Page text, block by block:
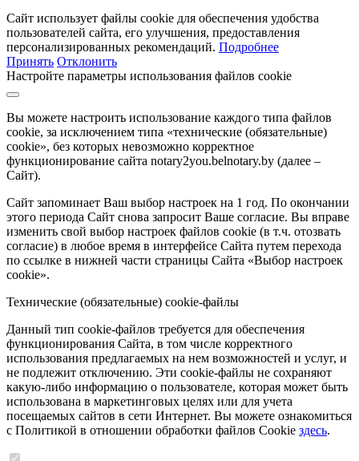
Сайт использует файлы cookie для обеспечения удобства
пользователей сайта, его улучшения, предоставления
персонализированных рекомендаций. Подробнее
Принять Отклонить
Настройте параметры использования файлов cookie
Вы можете настроить использование каждого типа файлов
cookie, за исключением типа «технические (обязательные)
cookie», без которых невозможно корректное
функционирование сайта notary2you.belnotary.by (далее –
Сайт).
Сайт запоминает Ваш выбор настроек на 1 год. По окончании
этого периода Сайт снова запросит Ваше согласие. Вы вправе
изменить свой выбор настроек файлов cookie (в т.ч. отозвать
согласие) в любое время в интерфейсе Сайта путем перехода
по ссылке в нижней части страницы Сайта «Выбор настроек
cookie».
Технические (обязательные) cookie-файлы
Данный тип cookie-файлов требуется для обеспечения
функционирования Сайта, в том числе корректного
использования предлагаемых на нем возможностей и услуг, и
не подлежит отключению. Эти cookie-файлы не сохраняют
какую-либо информацию о пользователе, которая может быть
использована в маркетинговых целях или для учета
посещаемых сайтов в сети Интернет. Вы можете ознакомиться
с Политикой в отношении обработки файлов Cookie здесь.